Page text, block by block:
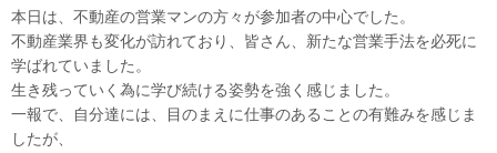
本日は、不動産の営業マンの方々が参加者の中心でした。
不動産業界も変化が訪れており、皆さん、新たな営業手法を必死に
学ばれていました。
生き残っていく為に学び続ける姿勢を強く感じました。
一報で、自分達には、目のまえに仕事のあることの有難みを感じま
したが、